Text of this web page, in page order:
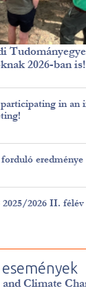
2026-ban is!
in an
eredménye
2026 II. félév
Climate